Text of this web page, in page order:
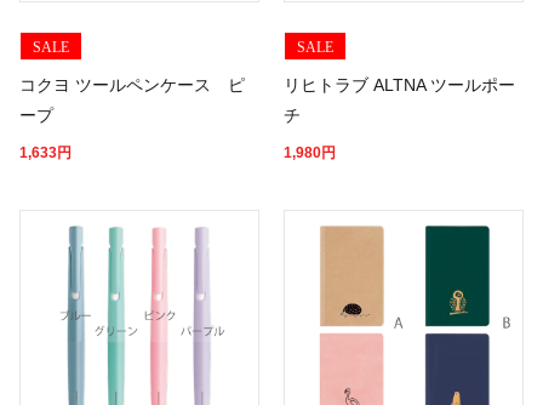
SALE
コクヨ ツールペンケース ピ
ープ
1,633円
SALE
リヒトラブ ALTNA ツールポー
チ
1,980円